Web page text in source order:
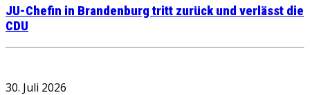
JU-Chefin in Brandenburg tritt zurück und verlässt die
CDU
30. Juli 2026